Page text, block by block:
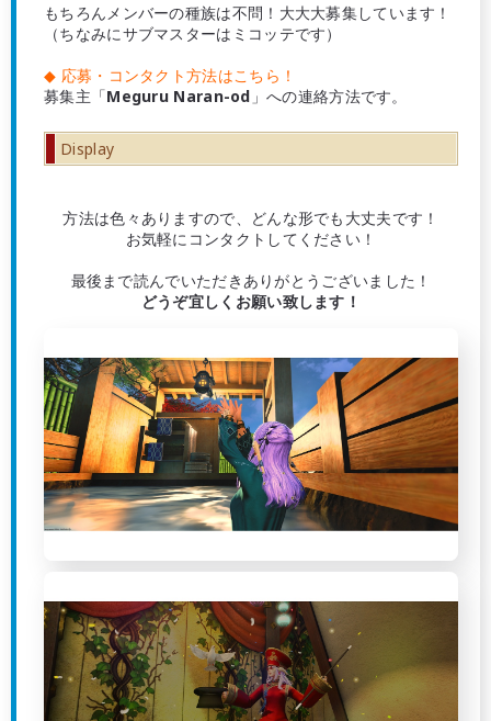
もちろんメンバーの種族は不問！大大大募集しています！
（ちなみにサブマスターはミコッテです）
◆ 応募・コンタクト方法はこちら！
募集主「Meguru Naran-od 」への連絡方法です。
Display
方法は色々ありますので、どんな形でも大丈夫です！
お気軽にコンタクトしてください！
最後まで読んでいただきありがとうございました！
どうぞ宜しくお願い致します！